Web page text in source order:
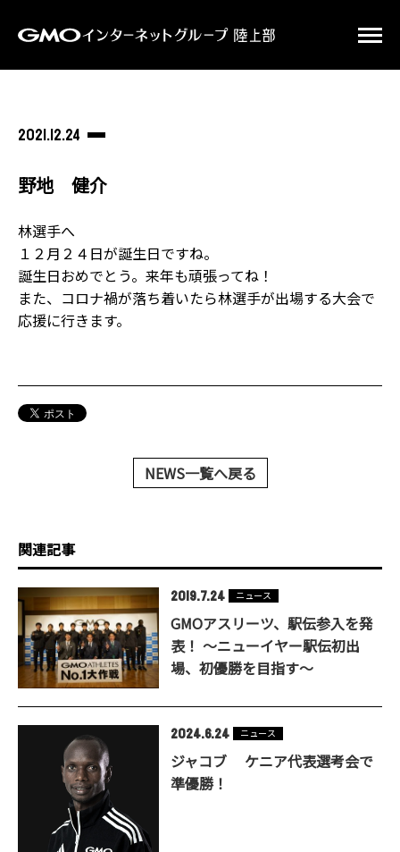
2021.12.24
野地 健介
林選手へ
１２月２４日が誕生日ですね。
誕生日おめでとう。来年も頑張ってね！
また、コロナ禍が落ち着いたら林選手が出場する大会で
応援に行きます。
NEWS一覧へ戻る
関連記事
2019.7.24 ニュース
GMOアスリーツ、駅伝参入を発
表！ ～ニューイヤー駅伝初出
場、初優勝を目指す～
2024.6.24 ニュース
ジャコブ ケニア代表選考会で
準優勝！